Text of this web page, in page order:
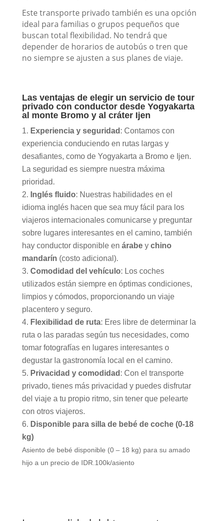
Este transporte privado también es una opción
ideal para familias o grupos pequeños que
buscan total flexibilidad. No tendrá que
depender de horarios de autobús o tren que
no siempre se ajusten a sus planes de viaje.
Las ventajas de elegir un servicio de tour
privado con conductor desde Yogyakarta
al monte Bromo y al cráter Ijen
Experiencia y seguridad : Contamos con
experiencia conduciendo en rutas largas y
desafiantes, como de Yogyakarta a Bromo e Ijen.
La seguridad es siempre nuestra máxima
prioridad.
Inglés fluido: Nuestras habilidades en el
idioma inglés hacen que sea muy fácil para los
viajeros internacionales comunicarse y preguntar
sobre lugares interesantes en el camino, también
hay conductor disponible en árabey chino
mandarín (costo adicional).
Comodidad del vehículo: Los coches
utilizados están siempre en óptimas condiciones,
limpios y cómodos, proporcionando un viaje
placentero y seguro.
Flexibilidad de ruta: Eres libre de determinar la
ruta o las paradas según tus necesidades, como
tomar fotografías en lugares interesantes o
degustar la gastronomía local en el camino.
Privacidad y comodidad : Con el transporte
privado, tienes más privacidad y puedes disfrutar
del viaje a tu propio ritmo, sin tener que pelearte
con otros viajeros.
Disponible para silla de bebé de coche (0-18
kg)
Asiento de bebé disponible (0 – 18 kg) para su amado
hijo a un precio de IDR.100k/asiento